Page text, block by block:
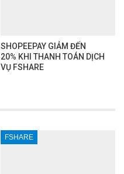
SHOPEEPAY GIẢM ĐẾN
20% KHI THANH TOÁN DỊCH
VỤ FSHARE
FSHARE